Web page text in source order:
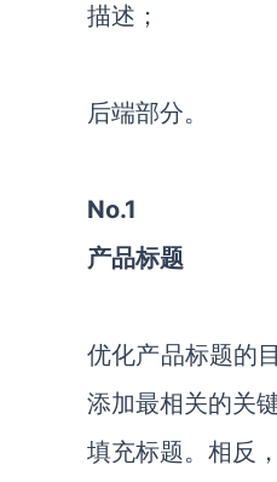
描述；
后端部分。
No.1
产品标题
优化产品标题的
添加最相关的关
填充标题。相反